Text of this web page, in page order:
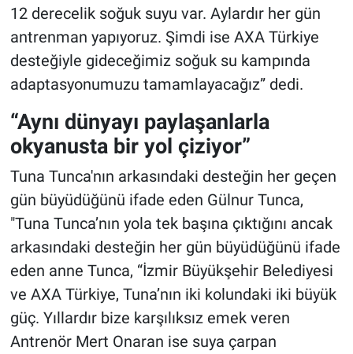
12 derecelik soğuk suyu var. Aylardır her gün
antrenman yapıyoruz. Şimdi ise AXA Türkiye
desteğiyle gideceğimiz soğuk su kampında
adaptasyonumuzu tamamlayacağız” dedi.
“Aynı dünyayı paylaşanlarla
okyanusta bir yol çiziyor”
Tuna Tunca'nın arkasındaki desteğin her geçen
gün büyüdüğünü ifade eden Gülnur Tunca,
"Tuna Tunca’nın yola tek başına çıktığını ancak
arkasındaki desteğin her gün büyüdüğünü ifade
eden anne Tunca, “İzmir Büyükşehir Belediyesi
ve AXA Türkiye, Tuna’nın iki kolundaki iki büyük
güç. Yıllardır bize karşılıksız emek veren
Antrenör Mert Onaran ise suya çarpan